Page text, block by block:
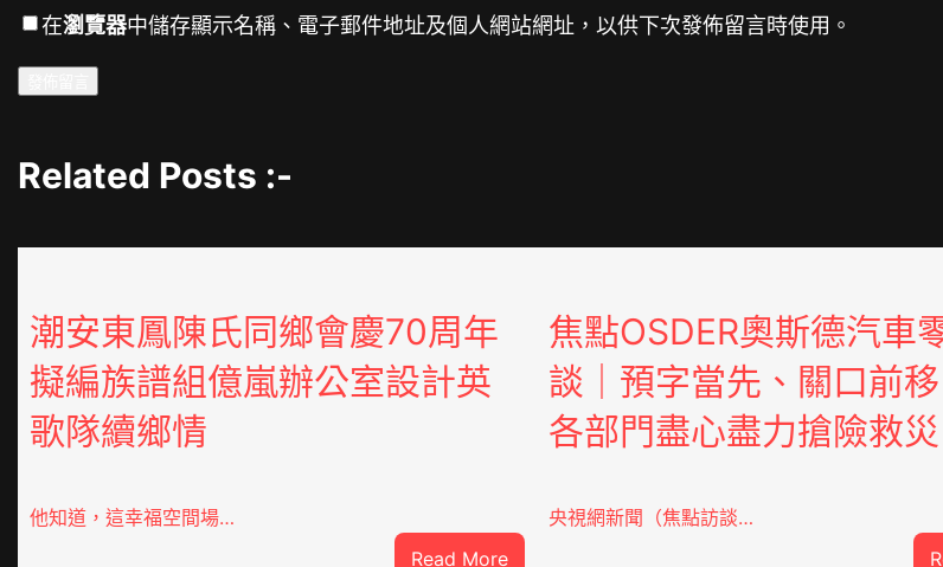
在瀏覽器中儲存顯示名稱、電子郵件地址及個人網站網址，以供下次發佈留言時使用。
Related Posts :-
潮安東鳳陳氏同鄉會慶70周年
擬編族譜組億嵐辦公室設計英
歌隊續鄉情
他知道，這幸福空間場…
Read More:
焦點OSDER奧斯德汽車
談｜預字當先、關口前
各部門盡心盡力搶險救災
央視網新聞（焦點訪談…